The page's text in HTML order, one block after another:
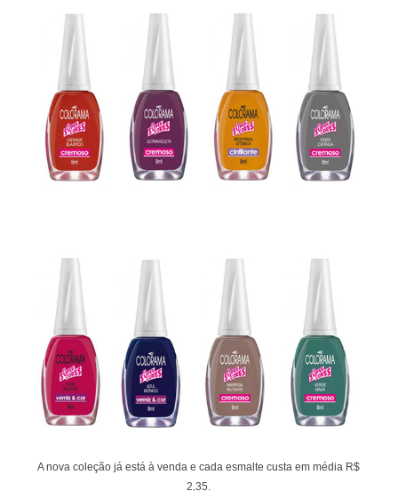
A nova coleção já está à venda e cada esmalte custa em média R$
2,35.